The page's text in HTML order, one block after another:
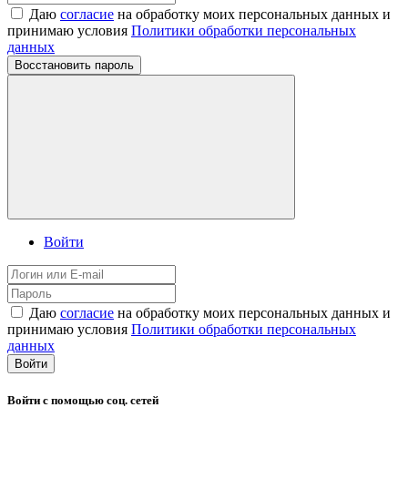
Даю согласие на обработку моих персональных данных и
принимаю условия Политики обработки персональных
данных
Восстановить пароль
Войти
Даю согласие на обработку моих персональных данных и
принимаю условия Политики обработки персональных
данных
Войти
Войти с помощью соц. сетей